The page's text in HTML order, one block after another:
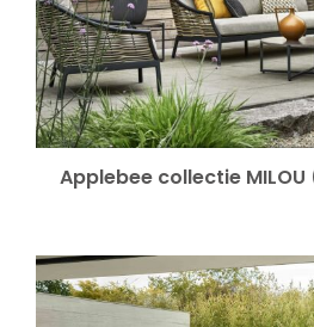
Applebee collectie MILOU